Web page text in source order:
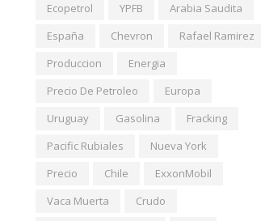
Ecopetrol
YPFB
Arabia Saudita
España
Chevron
Rafael Ramirez
Produccion
Energia
Precio De Petroleo
Europa
Uruguay
Gasolina
Fracking
Pacific Rubiales
Nueva York
Precio
Chile
ExxonMobil
Vaca Muerta
Crudo